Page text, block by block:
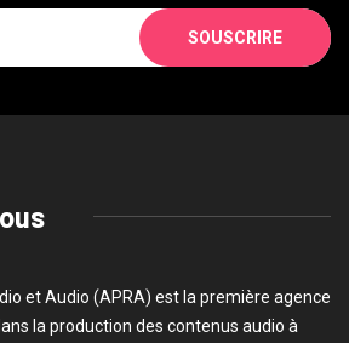
SOUSCRIRE
et Audio (APRA) est la première agence
la production des contenus audio à